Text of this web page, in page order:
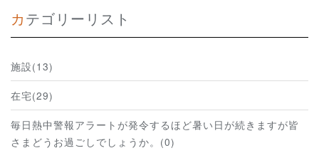
カテゴリーリスト
施設(13)
在宅(29)
毎日熱中警報アラートが発令するほど暑い日が続きますが皆
さまどうお過ごしでしょうか。(0)